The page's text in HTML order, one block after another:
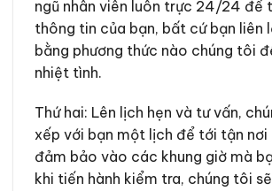
ngũ nhân viên luôn trực 24/24 để
thông tin của bạn, bất cứ bạn liên
bằng phương thức nào chúng tôi
nhiệt tình.
Thứ hai: Lên lịch hẹn và tư vấn,
xếp với bạn một lịch để tới tận nơi
đảm bảo vào các khung giờ mà
khi tiến hành kiểm tra, chúng tôi